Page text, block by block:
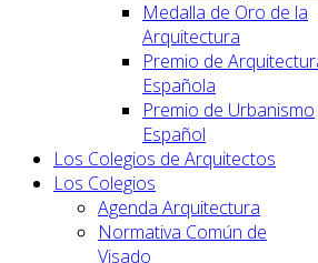
Medalla de Oro de la
Arquitectura
Premio de
Española
Premio de Urbanismo
Español
Los Colegios de Arquitectos
Los Colegios
Agenda Arquitectura
Normativa Común de
Visado